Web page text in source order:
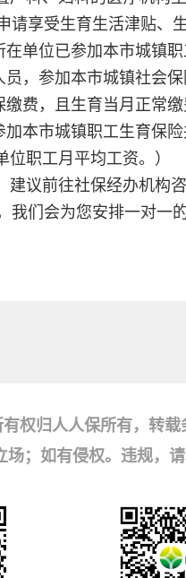
享受生育生活津贴、
单位已参加本市城镇
，参加本市城镇社会
费，且生育当月正常
本市城镇职工生育保险
位职工月平均工资。）
议前往社保经办机构
们会为您安排一对一的
权归人人保所有，转载
场；如有侵权。违规，